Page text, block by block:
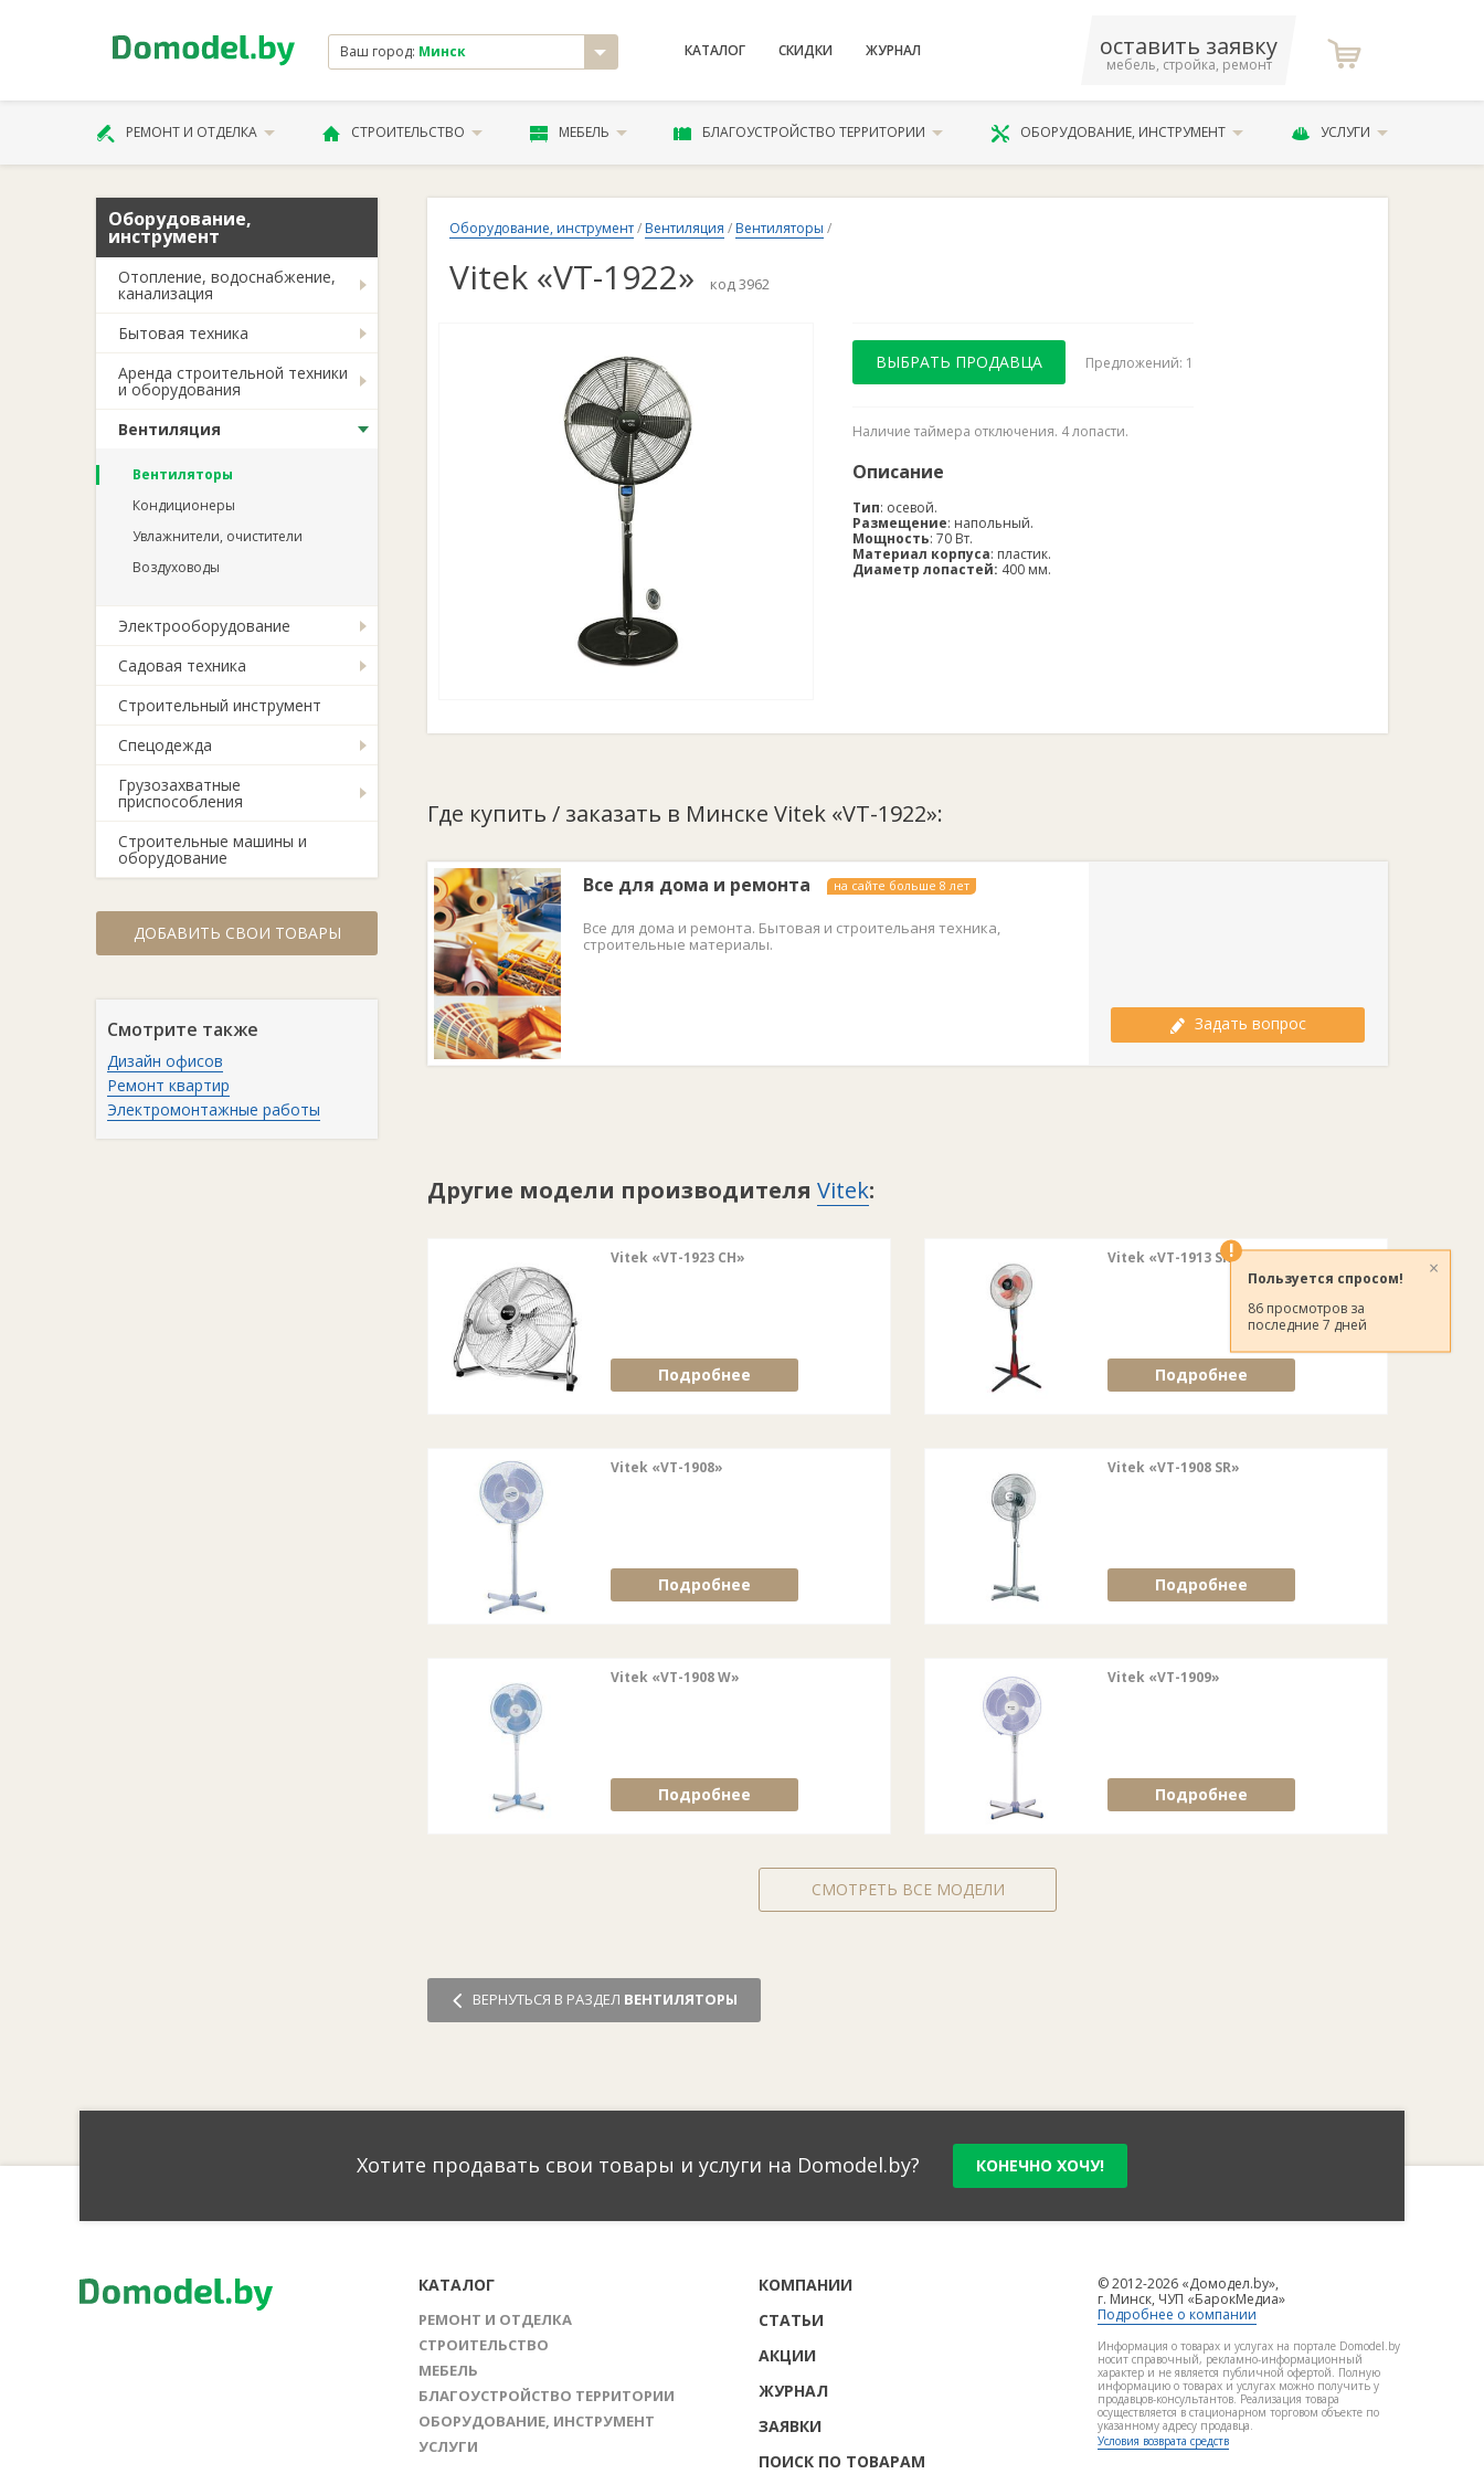
Ваш город: Минск КАТАЛОГ СКИДКИ ЖУРНАЛ оставить заявку
мебель, стройка, ремонт
РЕМОНТ И ОТДЕЛКА СТРОИТЕЛЬСТВО МЕБЕЛЬ БЛАГОУСТРОЙСТВО ТЕРРИТОРИИ ОБОРУДОВАНИЕ, ИНСТРУМЕНТ УСЛУГИ
!
×
Пользуется спросом!
86 просмотров за
последние 7 дней
Оборудование,
инструмент
Отопление, водоснабжение,
канализация
Бытовая техника
Аренда строительной техники
и оборудования
Вентиляция
Вентиляторы
Кондиционеры
Увлажнители, очистители
Воздуховоды
Электрооборудование
Садовая техника
Строительный инструмент
Спецодежда
Грузозахватные
приспособления
Строительные машины и
оборудование
ДОБАВИТЬ СВОИ ТОВАРЫ
Смотрите также
Дизайн офисов
Ремонт квартир
Электромонтажные работы
Оборудование, инструмент/ Вентиляция / Вентиляторы /
Vitek «VT-1922» код 3962
ВЫБРАТЬ ПРОДАВЦА Предложений: 1
Наличие таймера отключения. 4 лопасти.
Описание
Тип: осевой.
Размещение: напольный.
Мощность: 70 Вт.
Материал корпуса: пластик.
Диаметр лопастей: 400 мм.
Где купить / заказать в Минске Vitek «VT-1922»:
Все для дома и ремонта на сайте больше 8 лет
Все для дома и ремонта. Бытовая и строительаня техника,
строительные материалы.
Задать вопрос
Другие модели производителя Vitek:
Vitek «VT-1923 CH»
Подробнее
Vitek «VT-1913 SR»
Подробнее
Vitek «VT-1908»
Подробнее
Vitek «VT-1908 SR»
Подробнее
Vitek «VT-1908 W»
Подробнее
Vitek «VT-1909»
Подробнее
СМОТРЕТЬ ВСЕ МОДЕЛИ
ВЕРНУТЬСЯ В РАЗДЕЛ ВЕНТИЛЯТОРЫ
Хотите продавать свои товары и услуги на Domodel.by? КОНЕЧНО ХОЧУ!
КАТАЛОГ
РЕМОНТ И ОТДЕЛКА
СТРОИТЕЛЬСТВО
МЕБЕЛЬ
БЛАГОУСТРОЙСТВО ТЕРРИТОРИИ
ОБОРУДОВАНИЕ, ИНСТРУМЕНТ
УСЛУГИ
КОМПАНИИ
СТАТЬИ
АКЦИИ
ЖУРНАЛ
ЗАЯВКИ
ПОИСК ПО ТОВАРАМ
© 2012-2026 «Домодел.by»,
г. Минск, ЧУП «БарокМедиа»
Подробнее о компании
Информация о товарах и услугах на портале Domodel.by
носит справочный, рекламно-информационный
характер и не является публичной офертой. Полную
информацию о товарах и услугах можно получить у
продавцов-консультантов. Реализация товара
осуществляется в стационарном торговом объекте по
указанному адресу продавца.
Условия возврата средств